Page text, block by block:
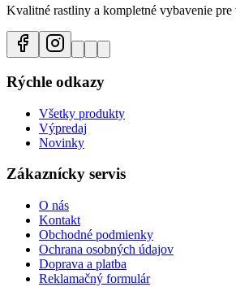
Kvalitné rastliny a kompletné vybavenie pre
Rýchle odkazy
Všetky produkty
Výpredaj
Novinky
Zákaznícky servis
O nás
Kontakt
Obchodné podmienky
Ochrana osobných údajov
Doprava a platba
Reklamačný formulár